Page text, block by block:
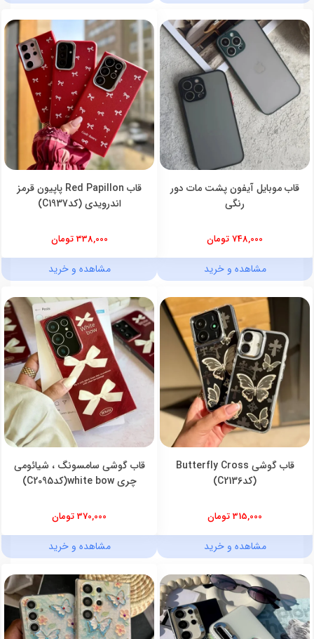
قاب موبایل آیفون پشت مات دور
رنگی
748,000 تومان
مشاهده و خرید
قاب Red Papillon پاپیون قرمز
اندرویدی (کدC1937)
338,000 تومان
مشاهده و خرید
قاب گوشی Butterfly Cross
(کدC2136)
315,000 تومان
مشاهده و خرید
قاب گوشی سامسونگ ، شیائومی
چری white bow(کدC2095)
370,000 تومان
مشاهده و خرید